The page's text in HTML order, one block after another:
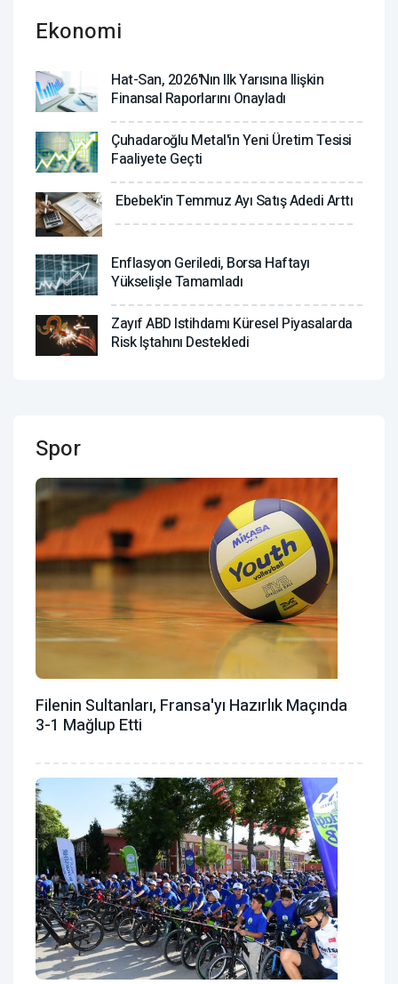
Ekonomi
Hat-San, 2026'nın Ilk Yarısına Ilişkin
Finansal Raporlarını Onayladı
Çuhadaroğlu Metal'in Yeni Üretim Tesisi
Faaliyete Geçti
Ebebek'in Temmuz Ayı Satış Adedi Arttı
Enflasyon Geriledi, Borsa Haftayı
Yükselişle Tamamladı
Zayıf ABD Istihdamı Küresel Piyasalarda
Risk Iştahını Destekledi
Spor
Filenin Sultanları, Fransa'yı Hazırlık Maçında
3-1 Mağlup Etti